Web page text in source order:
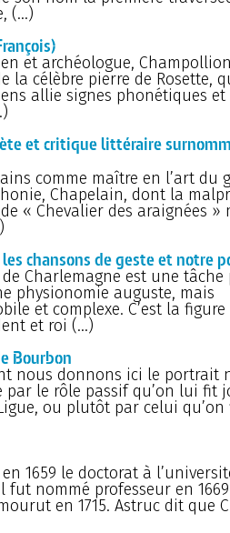
(…)
et archéologue,
la célèbre pierre de Rosette,
allie signes phonétiques et
et critique littéraire
comme maître en l’art du
Chapelain, dont la
« Chevalier des araignées »
chansons de geste et notre
Charlemagne est une tâche
physionomie auguste, mais
et complexe. C’est la figure
et roi (…)
Bourbon
nous donnons ici le portrait
par le rôle passif qu’on lui fit
ou plutôt par celui
1659 le doctorat à
nommé professeur en
en 1715. Astruc dit que